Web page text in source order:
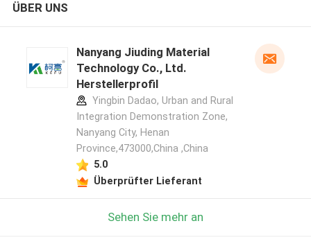
ÜBER UNS
Nanyang Jiuding Material
Technology Co., Ltd.
Herstellerprofil
Yingbin Dadao, Urban and Rural
Integration Demonstration Zone,
Nanyang City, Henan
Province,473000,China ,China
5.0
Überprüfter Lieferant
Sehen Sie mehr an